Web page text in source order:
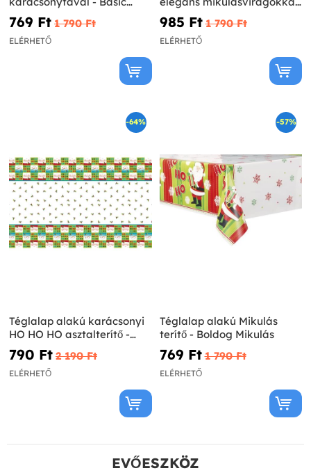
Christmas
769 Ft‎ 1 790 Ft‎
ELÉRHETŐ
- Holly Poinsettia
985 Ft‎ 1 790 Ft‎
ELÉRHETŐ
-64%
Téglalap alakú karácsonyi
HO HO HO asztalterítő -
Holly Santa
790 Ft‎ 2 190 Ft‎
ELÉRHETŐ
-57%
Téglalap alakú Mikulás
terítő - Boldog Mikulás
769 Ft‎ 1 790 Ft‎
ELÉRHETŐ
EVŐESZKÖZ